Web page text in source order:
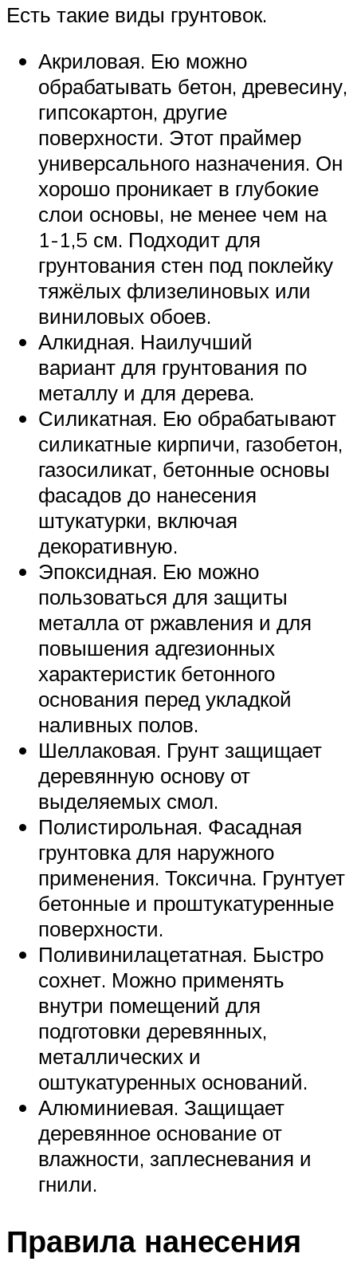
Есть такие виды грунтовок.
Акриловая. Ею можно
обрабатывать бетон, древесину,
гипсокартон, другие
поверхности. Этот праймер
универсального назначения. Он
хорошо проникает в глубокие
слои основы, не менее чем на
1-1,5 см. Подходит для
грунтования стен под поклейку
тяжёлых флизелиновых или
виниловых обоев.
Алкидная. Наилучший
вариант для грунтования по
металлу и для дерева.
Силикатная. Ею обрабатывают
силикатные кирпичи, газобетон,
газосиликат, бетонные основы
фасадов до нанесения
штукатурки, включая
декоративную.
Эпоксидная. Ею можно
пользоваться для защиты
металла от ржавления и для
повышения адгезионных
характеристик бетонного
основания перед укладкой
наливных полов.
Шеллаковая. Грунт защищает
деревянную основу от
выделяемых смол.
Полистирольная. Фасадная
грунтовка для наружного
применения. Токсична. Грунтует
бетонные и проштукатуренные
поверхности.
Поливинилацетатная. Быстро
сохнет. Можно применять
внутри помещений для
подготовки деревянных,
металлических и
оштукатуренных оснований.
Алюминиевая. Защищает
деревянное основание от
влажности, заплесневания и
гнили.
Правила нанесения